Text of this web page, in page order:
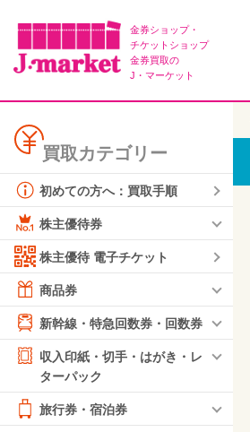
金券ショップ・
チケットショップ
金券買取の
J・マーケット
買取カテゴリー
初めての方へ：買取手順
株主優待券
株主優待 電子チケット
商品券
新幹線・特急回数券・回数券
収入印紙・切手・はがき・レ
ターパック
旅行券・宿泊券